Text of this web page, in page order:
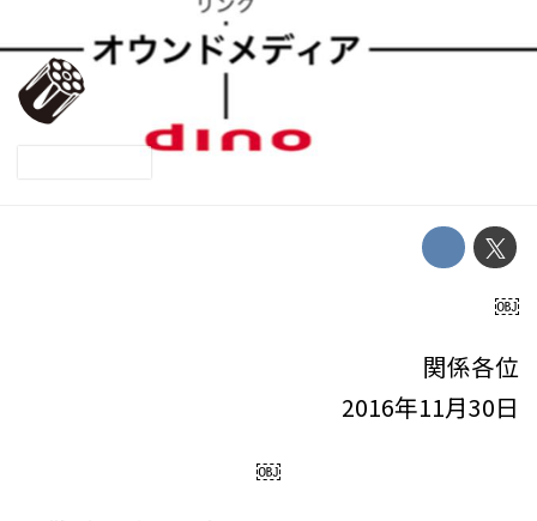
￼
関係各位
2016年11月30日
￼